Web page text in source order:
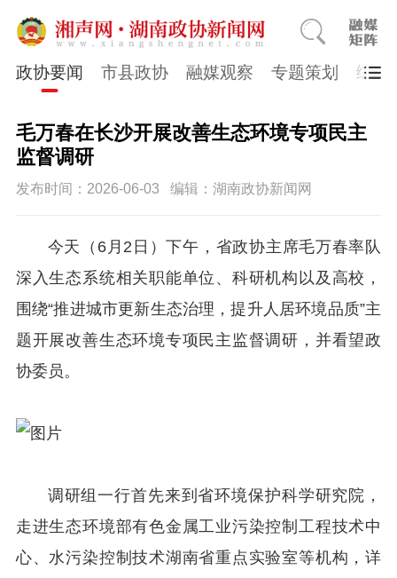
政协要闻 市县政协 融媒观察 专题策划 综合
毛万春在长沙开展改善生态环境专项民主
监督调研
发布时间：2026-06-03 编辑：湖南政协新闻网
今天（6月2日）下午，省政协主席毛万春率队
深入生态系统相关职能单位、科研机构以及高校，
围绕“推进城市更新生态治理，提升人居环境品质”主
题开展改善生态环境专项民主监督调研，并看望政
协委员。
调研组一行首先来到省环境保护科学研究院，
走进生态环境部有色金属工业污染控制工程技术中
心、水污染控制技术湖南省重点实验室等机构，详